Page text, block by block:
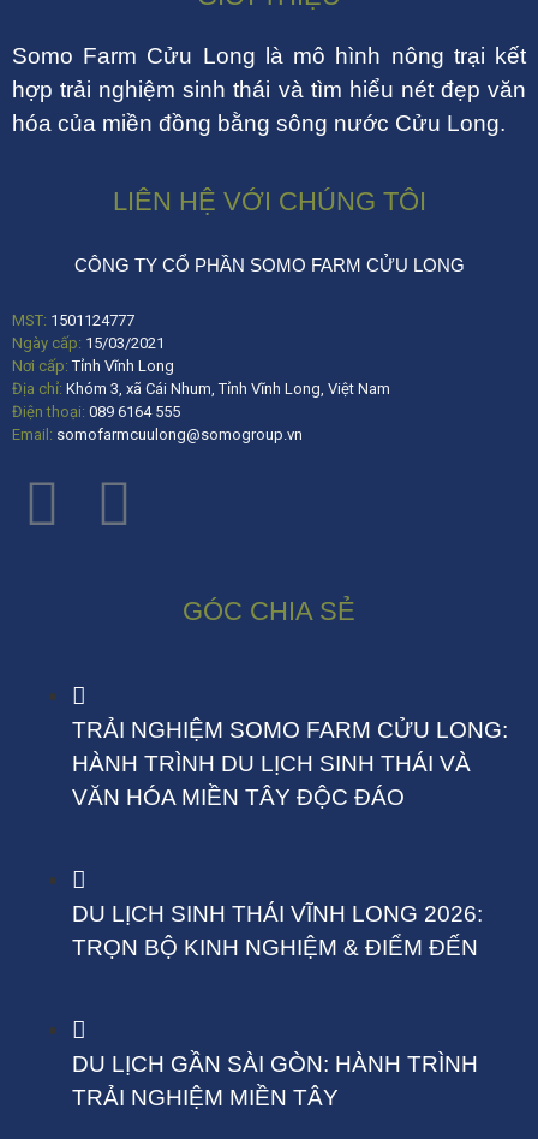
Somo Farm Cửu Long là mô hình nông trại kết
hợp trải nghiệm sinh thái và tìm hiểu nét đẹp văn
hóa của miền đồng bằng sông nước Cửu Long.
LIÊN HỆ VỚI CHÚNG TÔI
CÔNG TY CỔ PHẦN SOMO FARM CỬU LONG
MST: 1501124777
Ngày cấp: 15/03/2021
Nơi cấp:Tỉnh Vĩnh Long
Địa chỉ: Khóm 3, xã Cái Nhum, Tỉnh Vĩnh Long, Việt Nam
Điện thoại: 089 6164 555
Email: somofarmcuulong@somogroup.vn
GÓC CHIA SẺ
TRẢI NGHIỆM SOMO FARM CỬU LONG:
HÀNH TRÌNH DU LỊCH SINH THÁI VÀ
VĂN HÓA MIỀN TÂY ĐỘC ĐÁO
DU LỊCH SINH THÁI VĨNH LONG 2026:
TRỌN BỘ KINH NGHIỆM & ĐIỂM ĐẾN
DU LỊCH GẦN SÀI GÒN: HÀNH TRÌNH
TRẢI NGHIỆM MIỀN TÂY